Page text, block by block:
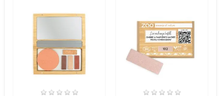
NON DISPONIBILE DISPONIBILE